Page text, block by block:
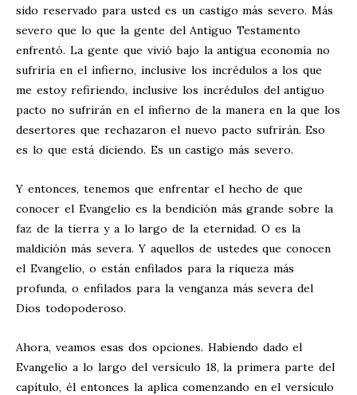
sido reservado para usted es un castigo más severo. Más
severo que lo que la gente del Antiguo Testamento
enfrentó. La gente que vivió bajo la antigua economía no
sufriría en el infierno, inclusive los incrédulos a los que
me estoy refiriendo, inclusive los incrédulos del antiguo
pacto no sufrirán en el infierno de la manera en la que los
desertores que rechazaron el nuevo pacto sufrirán. Eso
es lo que está diciendo. Es un castigo más severo.
Y entonces, tenemos que enfrentar el hecho de que
conocer el Evangelio es la bendición más grande sobre la
faz de la tierra y a lo largo de la eternidad. O es la
maldición más severa. Y aquellos de ustedes que conocen
el Evangelio, o están enfilados para la riqueza más
profunda, o enfilados para la venganza más severa del
Dios todopoderoso.
Ahora, veamos esas dos opciones. Habiendo dado el
Evangelio a lo largo del versículo 18, la primera parte del
capítulo, él entonces la aplica comenzando en el versículo